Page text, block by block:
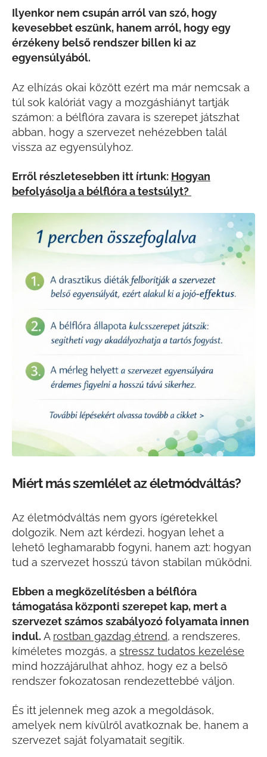
Ilyenkor nem csupán arról van szó, hogy
kevesebbet eszünk, hanem arról, hogy egy
érzékeny belső rendszer billen ki az
egyensúlyából.
Az elhízás okai között ezért ma már nemcsak a
túl sok kalóriát vagy a mozgáshiányt tartják
számon: a bélflóra zavara is szerepet játszhat
abban, hogy a szervezet nehézebben talál
vissza az egyensúlyhoz.
Erről részletesebben itt írtunk: Hogyan
befolyásolja a bélflóra a testsúlyt?
Miért más szemlélet az életmódváltás?
Az életmódváltás nem gyors ígéretekkel
dolgozik. Nem azt kérdezi, hogyan lehet a
lehető leghamarabb fogyni, hanem azt: hogyan
tud a szervezet hosszú távon stabilan működni.
Ebben a megközelítésben a bélflóra
támogatása központi szerepet kap, mert a
szervezet számos szabályozó folyamata innen
indul. A rostban gazdag étrend, a rendszeres,
kíméletes mozgás, a stressz tudatos kezelése
mind hozzájárulhat ahhoz, hogy ez a belső
rendszer fokozatosan rendezettebbé váljon.
És itt jelennek meg azok a megoldások,
amelyek nem kívülről avatkoznak be, hanem a
szervezet saját folyamatait segítik.